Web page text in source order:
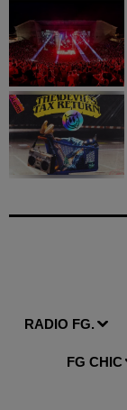
RADIO FG.
FG CHIC